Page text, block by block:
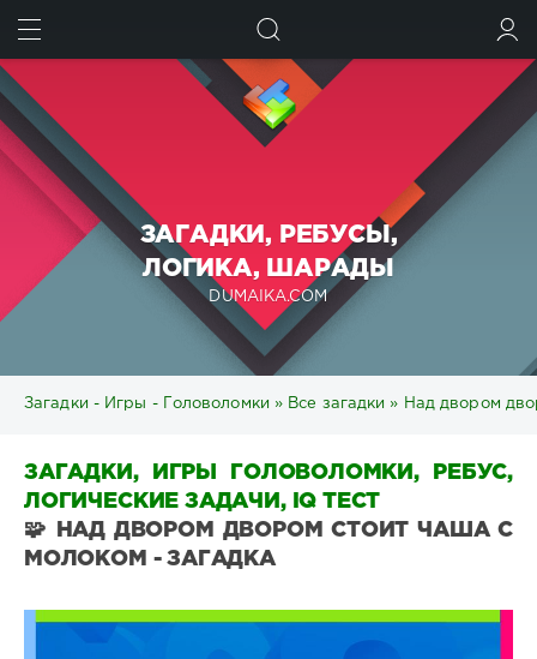
ЗАГАДКИ, РЕБУСЫ,
ЛОГИКА, ШАРАДЫ
DUMAIKA.COM
Загадки - Игры - Головоломки » Все загадки » Над двором
ЗАГАДКИ, ИГРЫ ГОЛОВОЛОМКИ, РЕБУС,
ЛОГИЧЕСКИЕ ЗАДАЧИ, IQ ТЕСТ
🧩 НАД ДВОРОМ ДВОРОМ СТОИТ ЧАША С
МОЛОКОМ - ЗАГАДКА